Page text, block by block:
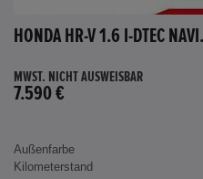
MWST. NICHT AUSWEISBAR
7.590 €
Außenfarbe
Kilometerstand